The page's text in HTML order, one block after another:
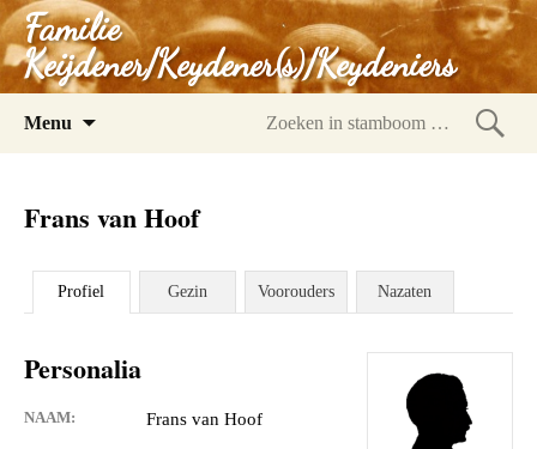
Familie
Keijdener/Keydener(s)/Keydeniers
Menu
Frans van Hoof
Profiel Gezin Voorouders Nazaten
Personalia
NAAM: Frans van Hoof